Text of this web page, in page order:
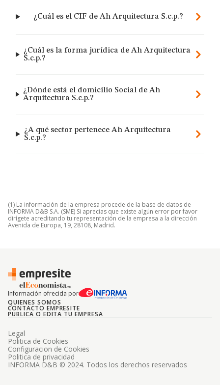
¿Cuál es el CIF de Ah Arquitectura S.c.p.?
¿Cuál es la forma jurídica de Ah Arquitectura
S.c.p.?
¿Dónde está el domicilio Social de Ah
Arquitectura S.c.p.?
¿A qué sector pertenece Ah Arquitectura
S.c.p.?
(1) La información de la empresa procede de la base de datos de
INFORMA D&B S.A. (SME) Si aprecias que existe algún error por favor
dirígete acreditando tu representación de la empresa a la dirección
Avenida de Europa, 19, 28108, Madrid.
Información ofrecida por
QUIENES SOMOS
CONTACTO EMPRESITE
PUBLICA O EDITA TU EMPRESA
INFORMA D&B © 2024. Todos los derechos reservados
Legal
Politica de Cookies
Configuracion de Cookies
Politica de privacidad